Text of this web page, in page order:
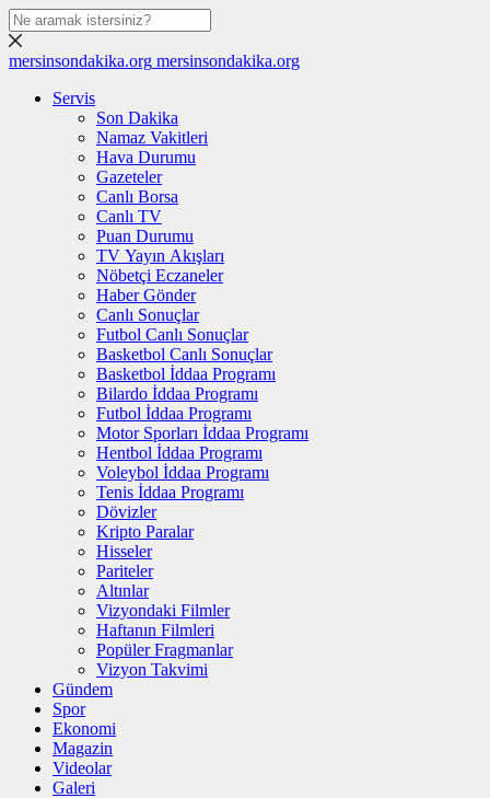
mersinsondakika.org mersinsondakika.org
Servis
Son Dakika
Namaz Vakitleri
Hava Durumu
Gazeteler
Canlı Borsa
Canlı TV
Puan Durumu
TV Yayın Akışları
Nöbetçi Eczaneler
Haber Gönder
Canlı Sonuçlar
Futbol Canlı Sonuçlar
Basketbol Canlı Sonuçlar
Basketbol İddaa Programı
Bilardo İddaa Programı
Futbol İddaa Programı
Motor Sporları İddaa Programı
Hentbol İddaa Programı
Voleybol İddaa Programı
Tenis İddaa Programı
Dövizler
Kripto Paralar
Hisseler
Pariteler
Altınlar
Vizyondaki Filmler
Haftanın Filmleri
Popüler Fragmanlar
Vizyon Takvimi
Gündem
Spor
Ekonomi
Magazin
Videolar
Galeri